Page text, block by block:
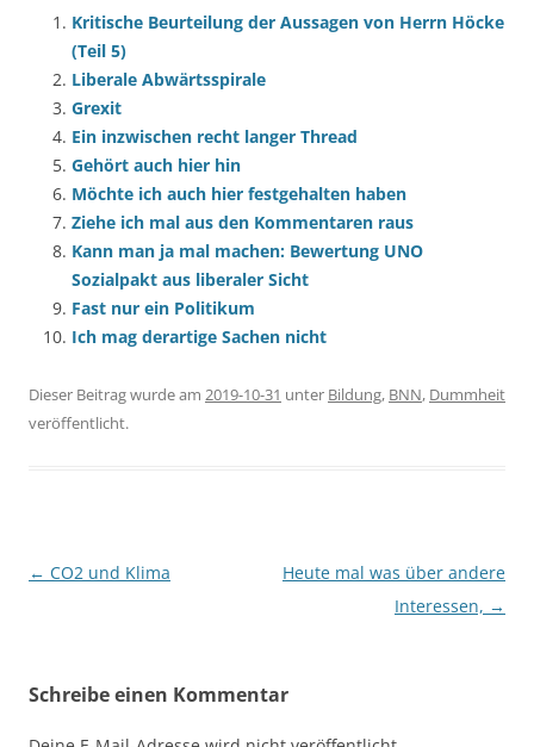
Kritische Beurteilung der Aussagen von Herrn Höcke
(Teil 5)
Liberale Abwärtsspirale
Grexit
Ein inzwischen recht langer Thread
Gehört auch hier hin
Möchte ich auch hier festgehalten haben
Ziehe ich mal aus den Kommentaren raus
Kann man ja mal machen: Bewertung UNO
Sozialpakt aus liberaler Sicht
Fast nur ein Politikum
Ich mag derartige Sachen nicht
Dieser Beitrag wurde am 2019-10-31 unter Bildung, BNN, Dummheit
veröffentlicht.
Beitragsnavigation
← CO2 und Klima
Heute mal was über andere
Interessen, →
Schreibe einen Kommentar